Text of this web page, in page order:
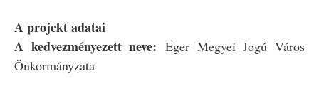
A projekt adatai
A kedvezményezett neve: Eger Megyei Jogú Város
Önkormányzata